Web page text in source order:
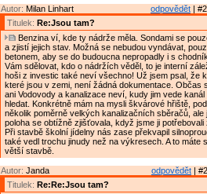
odpovědět |
Autor: Milan Linhart
Titulek: Re:Jsou tam?
Benzina ví, kde ty nádrže měla. Sondami se
a zjistí jejich stav. Možná se nebudou vyndávat,
betonem, aby se do budoucna nepropadly i s
Vám sdělovat, kdo o nádržích věděl, to je interní
hoši z investic také neví všechno! Už jsem psal, že
které jsou v zemi, není žádná dokumentace. Občas
ani Vodovody a kanalizace neví, kudy jim vede kanál
hledat. Konkrétně mám na mysli škvárové hřiště,
několik poměrně velkých kanalizačních sběračů, ale
poloha se obtížně zjišťovala, když jsme ji potřebovali
Při stavbě školní jídelny nás zase překvapil
také vedl trochu jinudy než na výkresech. A to máte
větší stavbě.
odpovědět |
Autor: Janda
Titulek: Re:Re:Jsou tam?